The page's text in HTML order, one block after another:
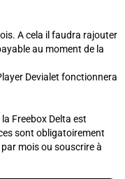
A cela il faudra rajouter
au moment de la
Devialet fonctionnera
Freebox Delta est
sont obligatoirement
mois ou souscrire à